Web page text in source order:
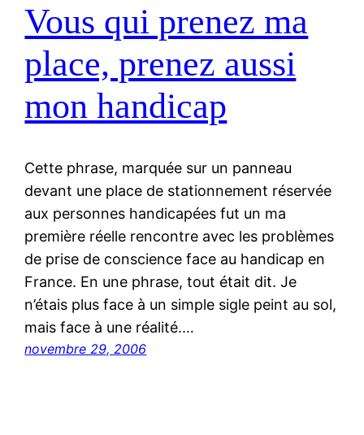
Vous qui prenez ma
place, prenez aussi
mon handicap
Cette phrase, marquée sur un panneau
devant une place de stationnement réservée
aux personnes handicapées fut un ma
première réelle rencontre avec les problèmes
de prise de conscience face au handicap en
France. En une phrase, tout était dit. Je
n’étais plus face à un simple sigle peint au sol,
mais face à une réalité.…
novembre 29, 2006